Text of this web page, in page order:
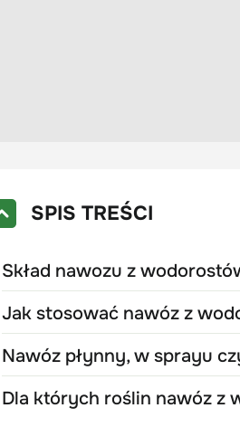
SPIS TREŚCI
Skład nawozu z
Jak stosować nawóz z
Nawóz płynny, w sprayu
Dla których roślin nawóz z